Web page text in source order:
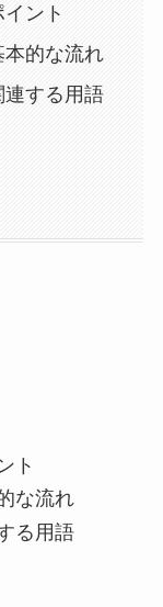
ント
的な流れ
する用語
ト
な流れ
る用語